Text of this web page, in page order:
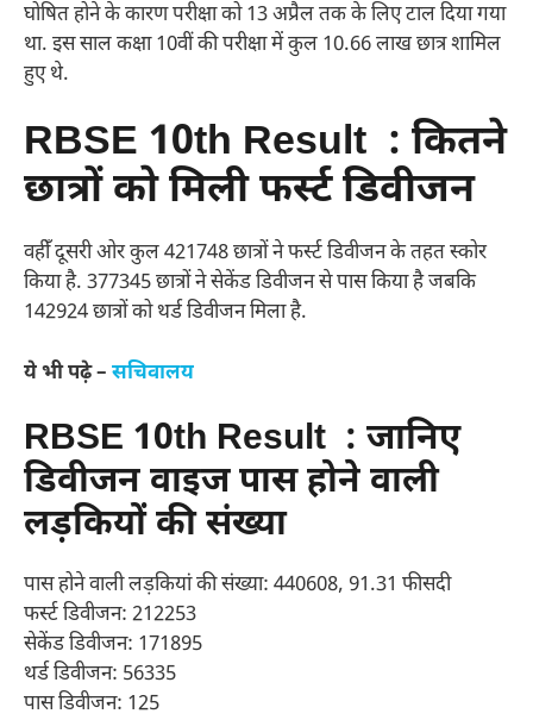
घोषित होने के कारण परीक्षा को 13 अप्रैल तक के लिए टाल दिया गया
था. इस साल कक्षा 10वीं की परीक्षा में कुल 10.66 लाख छात्र शामिल
हुए थे.
RBSE 10th Result : कितने
छात्रों को मिली फर्स्ट डिवीजन
वहीँ दूसरी ओर कुल 421748 छात्रों ने फर्स्ट डिवीजन के तहत स्कोर
किया है. 377345 छात्रों ने सेकेंड डिवीजन से पास किया है जबकि
142924 छात्रों को थर्ड डिवीजन मिला है.
ये भी पढ़े – सचिवालय
RBSE 10th Result : जानिए
डिवीजन वाइज पास होने वाली
लड़कियों की संख्या
पास होने वाली लड़कियां की संख्या: 440608, 91.31 फीसदी
फर्स्ट डिवीजन: 212253
सेकेंड डिवीजन: 171895
थर्ड डिवीजन: 56335
पास डिवीजन: 125